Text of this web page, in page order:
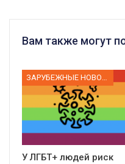
Вам также могут
У ЛГБТ+ людей риск